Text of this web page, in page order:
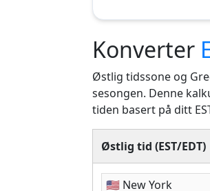
Konverter
Østlig tidssone og
sesongen. Denne
tiden basert på ditt
Østlig tid (EST/EDT)
🇺🇸 New York